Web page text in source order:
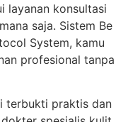
layanan konsultasi
saja. Sistem Be
System, kamu
profesional tanpa
terbukti praktis dan